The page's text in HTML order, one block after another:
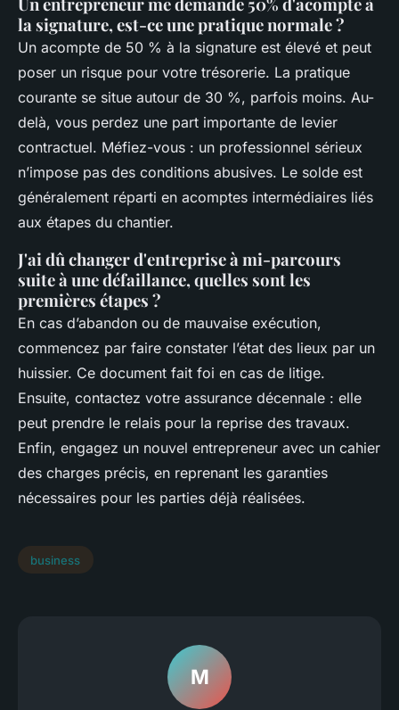
la signature, est-ce une pratique normale ?
Un acompte de 50 % à la signature est élevé et peut
poser un risque pour votre trésorerie. La pratique
courante se situe autour de 30 %, parfois moins. Au-
delà, vous perdez une part importante de levier
contractuel. Méfiez-vous : un professionnel sérieux
n’impose pas des conditions abusives. Le solde est
généralement réparti en acomptes intermédiaires liés
aux étapes du chantier.
J'ai dû changer d'entreprise à mi-parcours
suite à une défaillance, quelles sont les
premières étapes ?
En cas d’abandon ou de mauvaise exécution,
commencez par faire constater l’état des lieux par un
huissier. Ce document fait foi en cas de litige.
Ensuite, contactez votre assurance décennale : elle
peut prendre le relais pour la reprise des travaux.
Enfin, engagez un nouvel entrepreneur avec un cahier
des charges précis, en reprenant les garanties
nécessaires pour les parties déjà réalisées.
business
M